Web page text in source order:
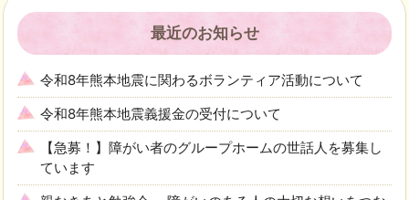
最近のお知らせ
令和8年熊本地震に関わるボランティア活動について
令和8年熊本地震義援金の受付について
【急募！】障がい者のグループホームの世話人を募集し
ています